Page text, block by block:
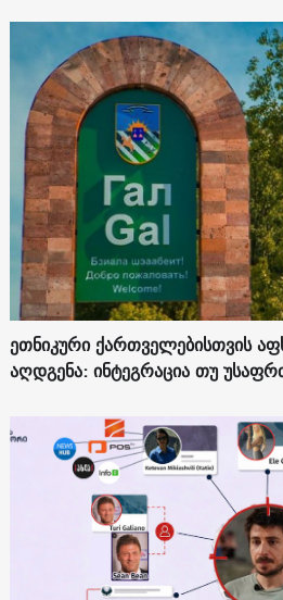
ეთნიკური ქართველებისთვის
აღდგენა: ინტეგრაცია თუ